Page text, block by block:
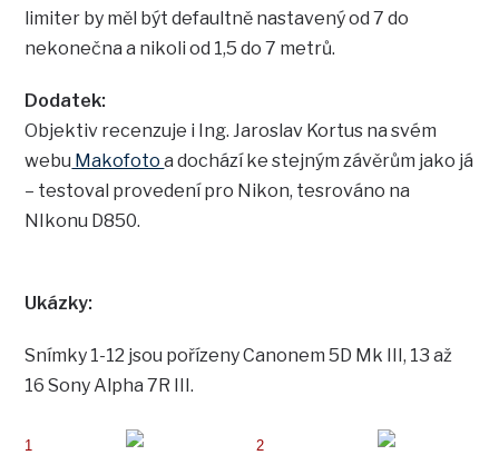
limiter by měl být defaultně nastavený od 7 do
nekonečna a nikoli od 1,5 do 7 metrů.
Dodatek:
Objektiv recenzuje i Ing. Jaroslav Kortus na svém
webu Makofotoa dochází ke stejným závěrům jako já
– testoval provedení pro Nikon, tesrováno na
NIkonu D850.
Ukázky:
Snímky 1-12 jsou pořízeny Canonem 5D Mk III, 13 až
16 Sony Alpha 7R III.
1 2